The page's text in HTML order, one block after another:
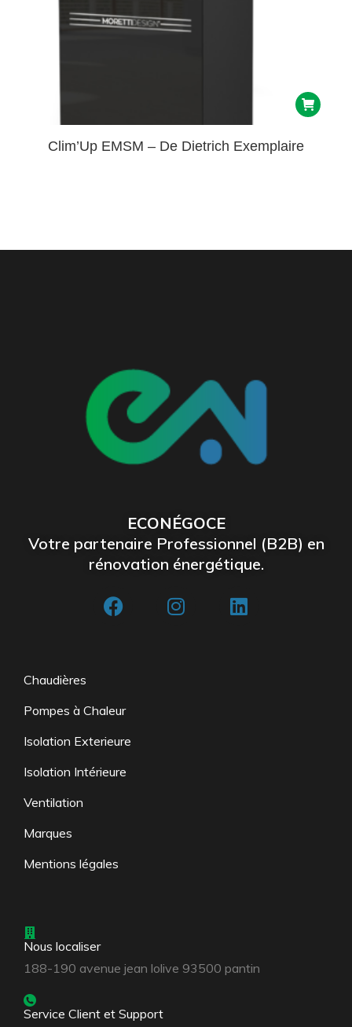
Clim’Up EMSM – De Dietrich Exemplaire
ECONÉGOCE
Votre partenaire Professionnel (B2B) en
rénovation énergétique.
Chaudières
Pompes à Chaleur
Isolation Exterieure
Isolation Intérieure
Ventilation
Marques
Mentions légales
Nous localiser
188-190 avenue jean lolive 93500 pantin
Service Client et Support